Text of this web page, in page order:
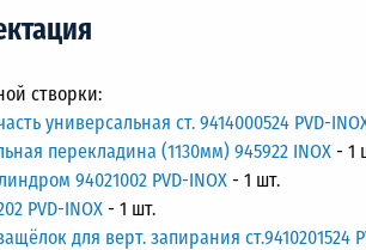
створки:
универсальная ст. 9414000524 PVD-
перекладина (1130мм) 945922 INOX - 1
94021002 PVD-INOX - 1 шт.
PVD-INOX - 1 шт.
для верт. запирания ст.9410201524